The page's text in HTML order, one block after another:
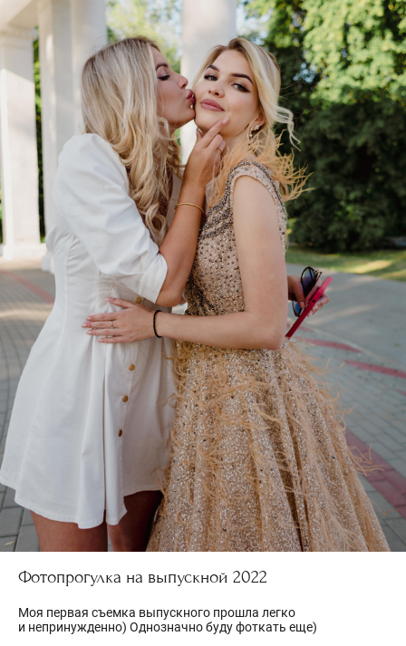
Фотопрогулка на выпускной 2022
Моя первая съемка выпускного прошла легко
и непринужденно) Однозначно буду фоткать еще)